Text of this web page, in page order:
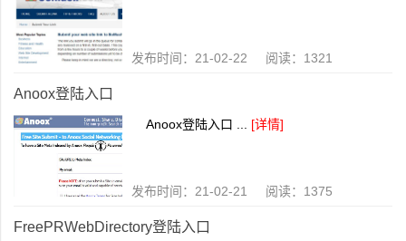
发布时间：21-02-22 阅读：1321
Anoox登陆入口
Anoox登陆入口 ... [详情]
发布时间：21-02-21 阅读：1375
FreePRWebDirectory登陆入口